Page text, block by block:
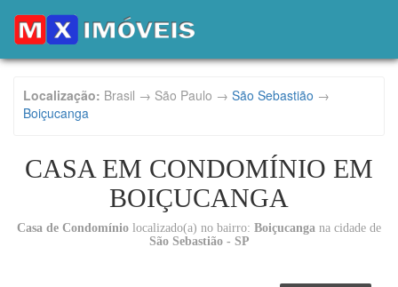
Localização: Brasil → São Paulo → São Sebastião →
Boiçucanga
CASA EM CONDOMÍNIO EM
BOIÇUCANGA
Casa de Condomínio localizado(a) no bairro: Boiçucanga na cidade de
São Sebastião - SP